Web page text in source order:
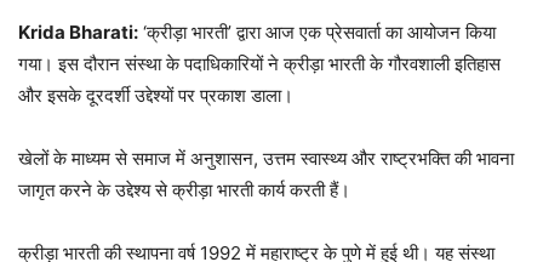
Krida Bharati: ‘क्रीड़ा भारती’ द्वारा आज एक प्रेसवार्ता का आयोजन किया
गया। इस दौरान संस्था के पदाधिकारियों ने क्रीड़ा भारती के गौरवशाली इतिहास
और इसके दूरदर्शी उद्देश्यों पर प्रकाश डाला।
खेलों के माध्यम से समाज में अनुशासन, उत्तम स्वास्थ्य और राष्ट्रभक्ति की भावना
जागृत करने के उद्देश्य से क्रीड़ा भारती कार्य करती हैं।
क्रीड़ा भारती की स्थापना वर्ष 1992 में महाराष्ट्र के पुणे में हुई थी। यह संस्था